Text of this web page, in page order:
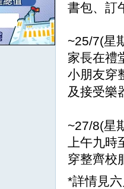
書包、訂
~25/7(星
家長在禮
小朋友穿
及接受樂
~27/8(星
上午九
穿整齊校
*詳情見